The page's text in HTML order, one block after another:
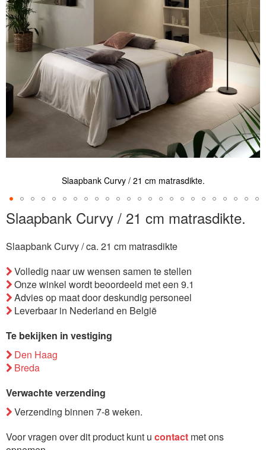
de
afbeeldingen-
gallerij
Slaapbank Curvy / 21 cm matrasdikte.
Ga
naar
het
begin
van
de
afbeeldingen-
gallerij
Slaapbank Curvy / 21 cm matrasdikte.
Slaapbank Curvy / ca. 21 cm matrasdikte
Volledig naar uw wensen samen te stellen
Onze winkel wordt beoordeeld met een 9.1
Advies op maat door deskundig personeel
Leverbaar in Nederland en België
Te bekijken in vestiging
Den Haag
Breda
Verwachte verzending
Verzending binnen 7-8 weken.
Voor vragen over dit product kunt u contact met ons